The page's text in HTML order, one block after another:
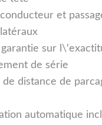
et
sur
de série
de distance de
automatique